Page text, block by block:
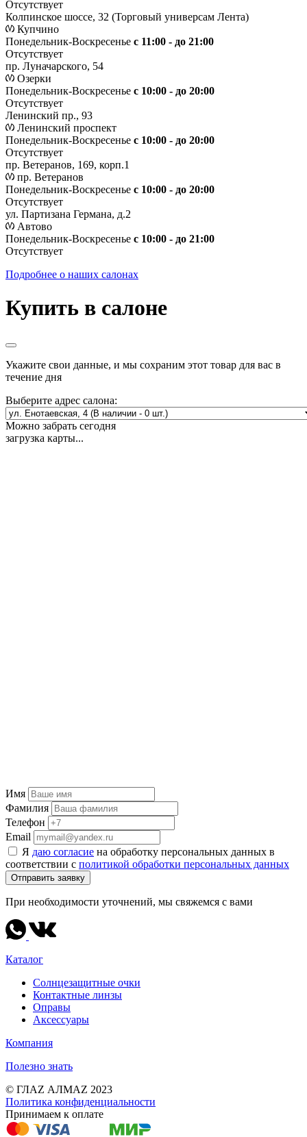
Отсутствует
Колпинское шоссе, 32 (Торговый универсам Лента)
Купчино
Понедельник-Воскресенье с 11:00 - до 21:00
Отсутствует
пр. Луначарского, 54
Озерки
Понедельник-Воскресенье с 10:00 - до 20:00
Отсутствует
Ленинский пр., 93
Ленинский проспект
Понедельник-Воскресенье с 10:00 - до 20:00
Отсутствует
пр. Ветеранов, 169, корп.1
пр. Ветеранов
Понедельник-Воскресенье с 10:00 - до 20:00
Отсутствует
ул. Партизана Германа, д.2
Автово
Понедельник-Воскресенье с 10:00 - до 21:00
Отсутствует
Подробнее о наших салонах
Купить в салоне
Укажите свои данные, и мы сохраним этот товар для вас в
течение дня
Выберите адрес салона:
Можно забрать сегодня
загрузка карты...
Имя
Фамилия
Телефон
Email
Я даю согласие на обработку персональных данных в
соответствии с политикой обработки персональных данных
Отправить заявку
При необходимости уточнений, мы свяжемся с вами
Каталог
Солнцезащитные очки
Контактные линзы
Оправы
Аксессуары
Компания
Полезно знать
© ГЛАZ АЛМАZ 2023
Политика конфиденциальности
Принимаем к оплате